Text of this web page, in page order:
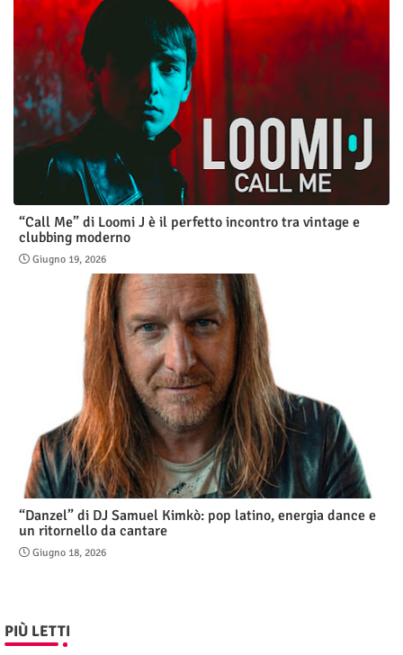
“Call Me” di Loomi J è il perfetto incontro tra vintage e
clubbing moderno
Giugno 19, 2026
“Danzel” di DJ Samuel Kimkò: pop latino, energia dance e
un ritornello da cantare
Giugno 18, 2026
PIÙ LETTI